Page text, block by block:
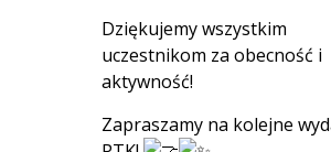
Dziękujemy wszystkim
uczestnikom za obecność i
aktywność!
Zapraszamy na kolejne